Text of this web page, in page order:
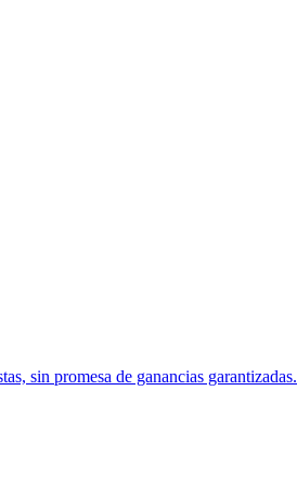
sin promesa de ganancias garantizadas.